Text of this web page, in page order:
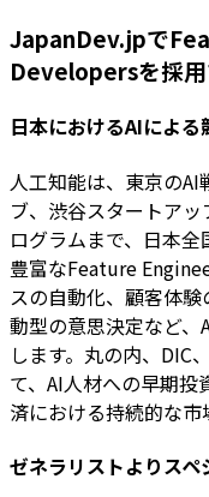
JapanDev.jpで
Developersを採
日本におけるAIによる
人工知能は、東京のAI
ブ、渋谷スタートア
ログラムまで、日本
豊富なFeature
スの自動化、顧客体
動型の意思決定など
します。丸の内、DIC
て、AI人材への早期
済における持続的な市
ゼネラリストよりスペ